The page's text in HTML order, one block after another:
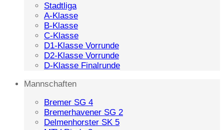
Stadtliga
A-Klasse
B-Klasse
C-Klasse
D1-Klasse Vorrunde
D2-Klasse Vorrunde
D-Klasse Finalrunde
Mannschaften
Bremer SG 4
Bremerhavener SG 2
Delmenhorster SK 5